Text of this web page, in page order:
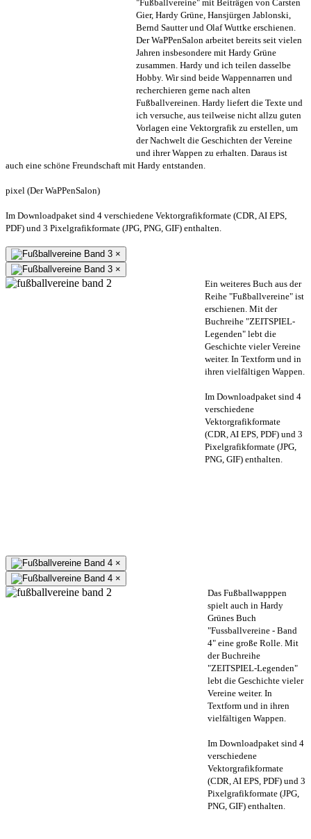
"Fußballvereine" mit Beiträgen von Carsten
Gier, Hardy Grüne, Hansjürgen Jablonski,
Bernd Sautter und Olaf Wuttke erschienen.
Der WaPPenSalon arbeitet bereits seit vielen
Jahren insbesondere mit Hardy Grüne
zusammen. Hardy und ich teilen dasselbe
Hobby. Wir sind beide Wappennarren und
recherchieren gerne nach alten
Fußballvereinen. Hardy liefert die Texte und
ich versuche, aus teilweise nicht allzu guten
Vorlagen eine Vektorgrafik zu erstellen, um
der Nachwelt die Geschichten der Vereine
und ihrer Wappen zu erhalten. Daraus ist
auch eine schöne Freundschaft mit Hardy entstanden.
pixel (Der WaPPenSalon)
Im Downloadpaket sind 4 verschiedene Vektorgrafikformate (CDR, AI EPS,
PDF) und 3 Pixelgrafikformate (JPG, PNG, GIF) enthalten.
×
×
Ein weiteres Buch aus der
Reihe "Fußballvereine" ist
erschienen. Mit der
Buchreihe "ZEITSPIEL-
Legenden" lebt die
Geschichte vieler Vereine
weiter. In Textform und in
ihren vielfältigen Wappen.
Im Downloadpaket sind 4
verschiedene
Vektorgrafikformate
(CDR, AI EPS, PDF) und 3
Pixelgrafikformate (JPG,
PNG, GIF) enthalten.
×
×
Das Fußballwapppen
spielt auch in Hardy
Grünes Buch
"Fussballvereine - Band
4" eine große Rolle. Mit
der Buchreihe
"ZEITSPIEL-Legenden"
lebt die Geschichte vieler
Vereine weiter. In
Textform und in ihren
vielfältigen Wappen.
Im Downloadpaket sind 4
verschiedene
Vektorgrafikformate
(CDR, AI EPS, PDF) und 3
Pixelgrafikformate (JPG,
PNG, GIF) enthalten.